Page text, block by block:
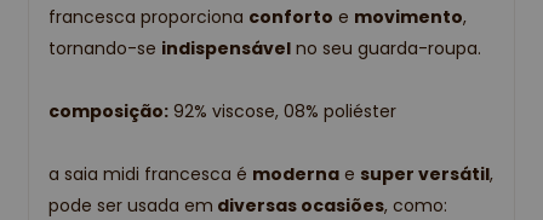
francesca proporciona conforto e movimento,
tornando-se indispensável no seu guarda-roupa.
composição: 92% viscose, 08% poliéster
a saia midi francesca é moderna e super versátil,
pode ser usada em diversas ocasiões, como: